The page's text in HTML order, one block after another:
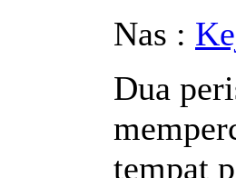
Nas :
Dua
tempat